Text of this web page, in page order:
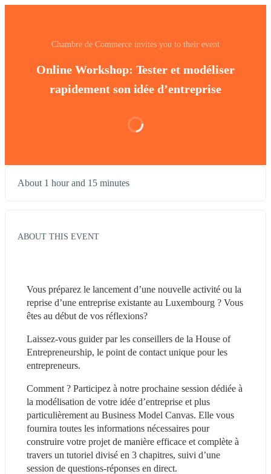
Chambre de Commerce invites you to their event
Online Workshop: Tester et modéliser
rapidement son idée d’entreprise
About 1 hour and 15 minutes
ABOUT THIS EVENT
Vous préparez le lancement d’une nouvelle activité ou la
reprise d’une entreprise existante au Luxembourg ? Vous
êtes au début de vos réflexions?
Laissez-vous guider par les conseillers de la House of
Entrepreneurship, le point de contact unique pour les
entrepreneurs.
Comment ? Participez à notre prochaine session dédiée à
la modélisation de votre idée d’entreprise et plus
particulièrement au Business Model Canvas. Elle vous
fournira toutes les informations nécessaires pour
construire votre projet de manière efficace et complète à
travers un tutoriel divisé en 3 chapitres, suivi d’une
session de questions-réponses en direct.